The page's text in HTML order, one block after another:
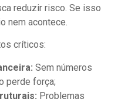
reduzir risco. Se isso
nem acontece.
críticos:
Sem números
perde força;
Problemas